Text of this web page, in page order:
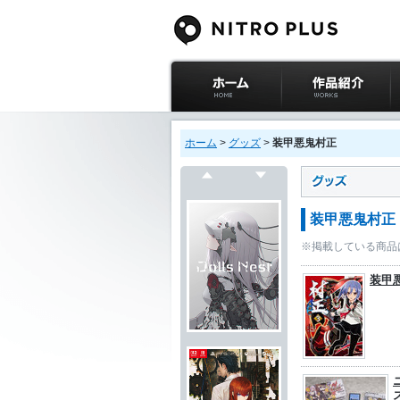
ニトロプラス公式
サイト ホーム
作品紹介
ホーム > グッズ > 装甲悪鬼村正
装甲悪鬼村正
※掲載している商品
装甲